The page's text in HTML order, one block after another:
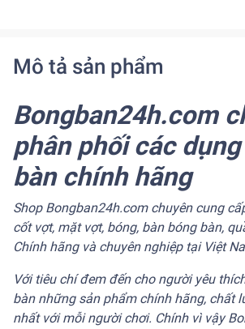
Mô tả sản phẩm
Bongban24h.com
phân phối các
bàn chính hãng
Shop Bongban24h.com chuyên cung
cốt vợt, mặt vợt, bóng, bàn bóng bàn,
Chính hãng và chuyên nghiệp tại Việt
Với tiêu chí đem đến cho người yêu
bàn những sản phẩm chính hãng, chất
nhất với mỗi người chơi. Chính vì vậy